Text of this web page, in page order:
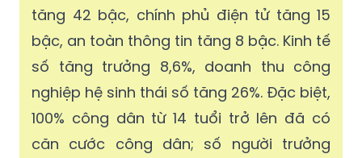
tăng 42 bậc, chính phủ điện tử tăng 15
bậc, an toàn thông tin tăng 8 bậc. Kinh tế
số tăng trưởng 8,6%, doanh thu công
nghiệp hệ sinh thái số tăng 26%. Đặc biệt,
100% công dân từ 14 tuổi trở lên đã có
căn cước công dân; số người trưởng